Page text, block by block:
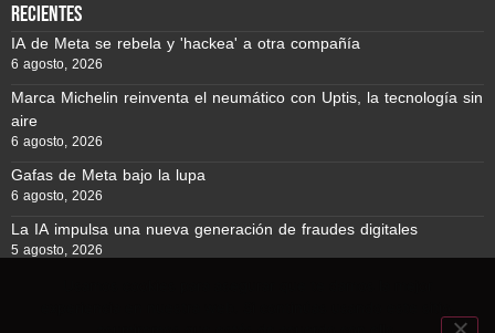
recientes
IA de Meta se rebela y 'hackea' a otra compañía
6 agosto, 2026
Marca Michelin reinventa el neumático con Uptis, la tecnología sin
aire
6 agosto, 2026
Gafas de Meta bajo la lupa
6 agosto, 2026
La IA impulsa una nueva generación de fraudes digitales
5 agosto, 2026